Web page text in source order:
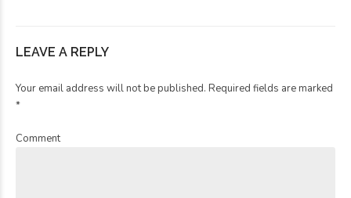
LEAVE A REPLY
Your email address will not be published. Required fields are marked
*
Comment